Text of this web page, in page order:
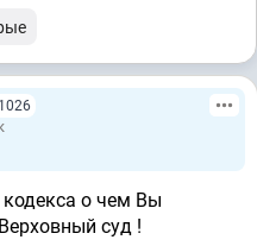
1026
кодекса о чем Вы
суд !